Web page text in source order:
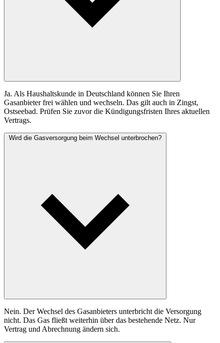
Ja. Als Haushaltskunde in Deutschland können Sie Ihren
Gasanbieter frei wählen und wechseln. Das gilt auch in Zingst,
Ostseebad. Prüfen Sie zuvor die Kündigungsfristen Ihres aktuellen
Vertrags.
Wird die Gasversorgung beim Wechsel unterbrochen?
Nein. Der Wechsel des Gasanbieters unterbricht die Versorgung
nicht. Das Gas fließt weiterhin über das bestehende Netz. Nur
Vertrag und Abrechnung ändern sich.